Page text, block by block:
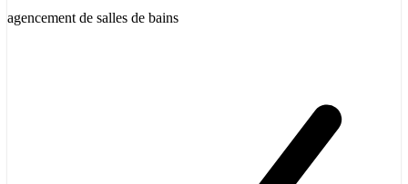
agencement de salles de bains